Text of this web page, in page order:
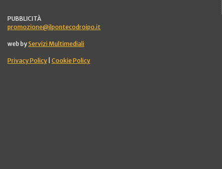
PUBBLICITÀ
promozione@ilpontecodroipo.it
web byServizi Multimediali
Privacy Policy Cookie Policy